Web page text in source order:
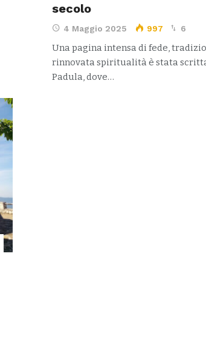
secolo
4 Maggio 2025 997 6
Una pagina intensa di fede,
rinnovata spiritualità è stata
Padula, dove…